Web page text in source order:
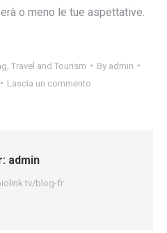
o meno le tue aspettative.
Travel and Tourism By admin
Lascia un commento
admin
blog-fr